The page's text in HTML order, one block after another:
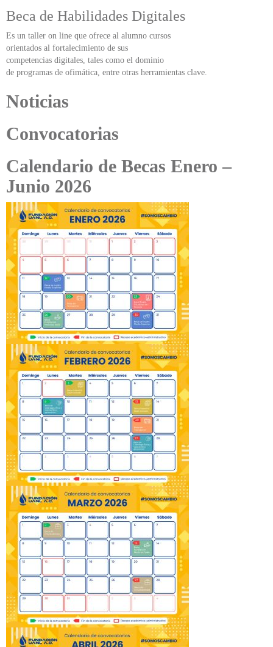
Beca de Habilidades Digitales
Es un taller on line que ofrece al alumno cursos
orientados al fortalecimiento de sus
competencias digitales, tales como el dominio
de programas de ofimática, entre otras herramientas clave.
Noticias
Convocatorias
Calendario de Becas Enero –
Junio 2026